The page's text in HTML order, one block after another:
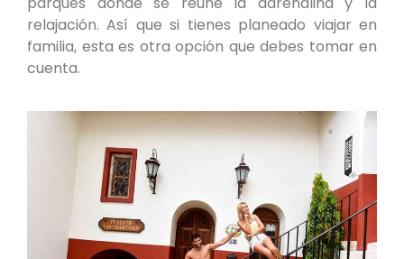
relajación. Así que si tienes planeado viajar en
familia, esta es otra opción que debes tomar en
cuenta.